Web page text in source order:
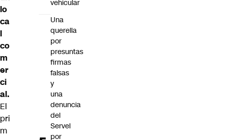
lo
ca
l
co
m
er
ci
al.
El
pri
m
vehicular
Una
querella
por
presuntas
firmas
falsas
y
una
denuncia
del
Servel
por